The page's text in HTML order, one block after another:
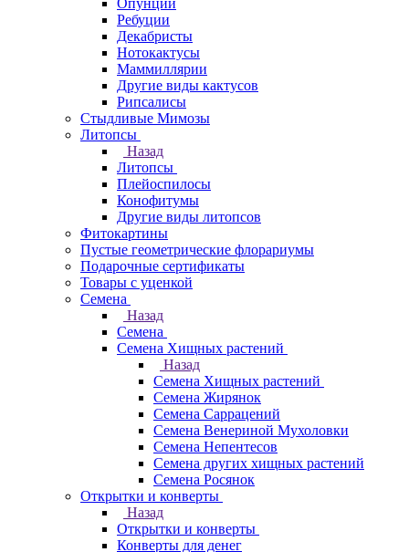
Опунции
Ребуции
Декабристы
Нотокактусы
Маммиллярии
Другие виды кактусов
Рипсалисы
Стыдливые Мимозы
Литопсы
Назад
Литопсы
Плейоспилосы
Конофитумы
Другие виды литопсов
Фитокартины
Пустые геометрические флорариумы
Подарочные сертификаты
Товары с уценкой
Семена
Назад
Семена
Семена Хищных растений
Назад
Семена Хищных растений
Семена Жирянок
Семена Саррацений
Семена Венериной Мухоловки
Семена Непентесов
Семена других хищных растений
Семена Росянок
Открытки и конверты
Назад
Открытки и конверты
Конверты для денег